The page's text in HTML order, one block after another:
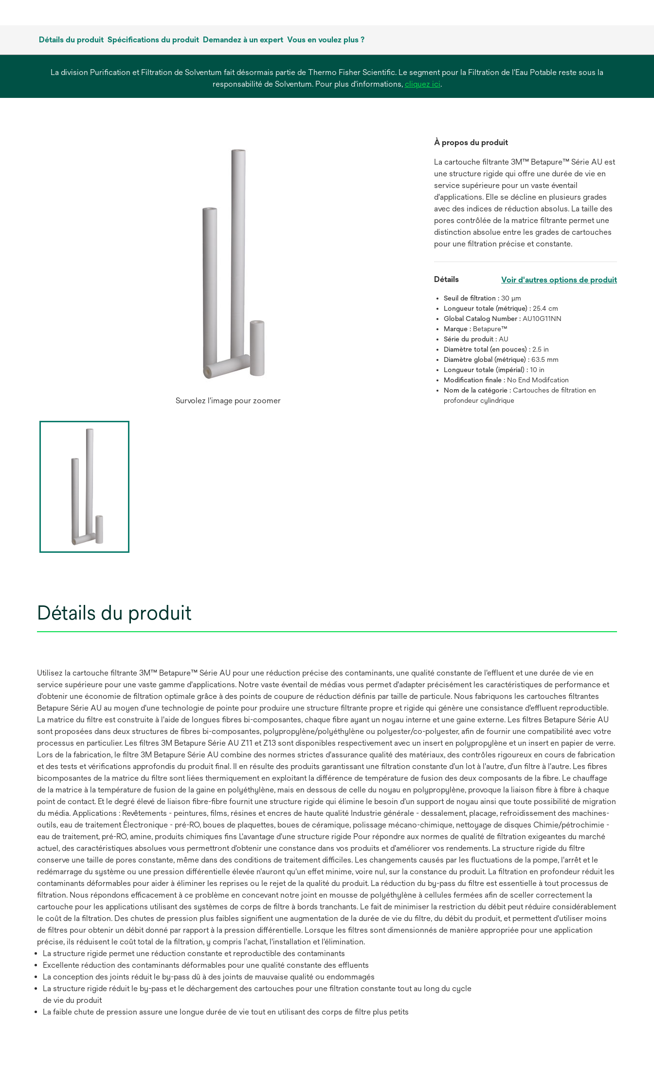
Détails du produit Spécifications du produit Demandez à un expert Vous en voulez plus ?
La division Purification et Filtration de Solventum fait désormais partie de Thermo Fisher Scientific. Le segment pour la Filtration de l'Eau Potable reste sous la
responsabilité de Solventum. Pour plus d'informations, cliquez icis’ouvre
.
Survolez l'image pour zoomer
À propos du produit
La cartouche filtrante 3M™ Betapure™ Série AU est
une structure rigide qui offre une durée de vie en
service supérieure pour un vaste éventail
d'applications. Elle se décline en plusieurs grades
avec des indices de réduction absolus. La taille des
pores contrôlée de la matrice filtrante permet une
distinction absolue entre les grades de cartouches
pour une filtration précise et constante.
Détails Voir d'autres options de produit
Seuil de filtration :30 μm
Longueur totale (métrique) :25.4 cm
Global Catalog Number : AU10G11NN
Marque : Betapure™
Série du produit : AU
Diamètre total (en pouces) :2.5 in
Diamètre global (métrique) :63.5 mm
Longueur totale (impérial) :10 in
Modification finale : No End Modifcation
Nom de la catégorie :Cartouches de filtration en
profondeur cylindrique
Détails du produit
Utilisez la cartouche filtrante 3M™ Betapure™ Série AU pour une réduction précise des contaminants, une qualité constante de l'effluent et une durée de vie en
service supérieure pour une vaste gamme d'applications. Notre vaste éventail de médias vous permet d'adapter précisément les caractéristiques de performance et
d'obtenir une économie de filtration optimale grâce à des points de coupure de réduction définis par taille de particule. Nous fabriquons les cartouches filtrantes
Betapure Série AU au moyen d'une technologie de pointe pour produire une structure filtrante propre et rigide qui génère une consistance d'effluent reproductible.
La matrice du filtre est construite à l'aide de longues fibres bi-composantes, chaque fibre ayant un noyau interne et une gaine externe. Les filtres Betapure Série AU
sont proposées dans deux structures de fibres bi-composantes, polypropylène/polyéthylène ou polyester/co-polyester, afin de fournir une compatibilité avec votre
processus en particulier. Les filtres 3M Betapure Série AU Z11 et Z13 sont disponibles respectivement avec un insert en polypropylène et un insert en papier de verre.
Lors de la fabrication, le filtre 3M Betapure Série AU combine des normes strictes d'assurance qualité des matériaux, des contrôles rigoureux en cours de fabrication
et des tests et vérifications approfondis du produit final. Il en résulte des produits garantissant une filtration constante d'un lot à l'autre, d'un filtre à l'autre. Les fibres
bicomposantes de la matrice du filtre sont liées thermiquement en exploitant la différence de température de fusion des deux composants de la fibre. Le chauffage
de la matrice à la température de fusion de la gaine en polyéthylène, mais en dessous de celle du noyau en polypropylène, provoque la liaison fibre à fibre à chaque
point de contact. Et le degré élevé de liaison fibre-fibre fournit une structure rigide qui élimine le besoin d'un support de noyau ainsi que toute possibilité de migration
du média. Applications : Revêtements - peintures, films, résines et encres de haute qualité Industrie générale - dessalement, placage, refroidissement des machines-
outils, eau de traitement Électronique - pré-RO, boues de plaquettes, boues de céramique, polissage mécano-chimique, nettoyage de disques Chimie/pétrochimie -
eau de traitement, pré-RO, amine, produits chimiques fins L'avantage d'une structure rigide Pour répondre aux normes de qualité de filtration exigeantes du marché
actuel, des caractéristiques absolues vous permettront d'obtenir une constance dans vos produits et d'améliorer vos rendements. La structure rigide du filtre
conserve une taille de pores constante, même dans des conditions de traitement difficiles. Les changements causés par les fluctuations de la pompe, l'arrêt et le
redémarrage du système ou une pression différentielle élevée n'auront qu'un effet minime, voire nul, sur la constance du produit. La filtration en profondeur réduit les
contaminants déformables pour aider à éliminer les reprises ou le rejet de la qualité du produit. La réduction du by-pass du filtre est essentielle à tout processus de
filtration. Nous répondons efficacement à ce problème en concevant notre joint en mousse de polyéthylène à cellules fermées afin de sceller correctement la
cartouche pour les applications utilisant des systèmes de corps de filtre à bords tranchants. Le fait de minimiser la restriction du débit peut réduire considérablement
le coût de la filtration. Des chutes de pression plus faibles signifient une augmentation de la durée de vie du filtre, du débit du produit, et permettent d'utiliser moins
de filtres pour obtenir un débit donné par rapport à la pression différentielle. Lorsque les filtres sont dimensionnés de manière appropriée pour une application
précise, ils réduisent le coût total de la filtration, y compris l'achat, l'installation et l'élimination.
La structure rigide permet une réduction constante et reproductible des contaminants
Excellente réduction des contaminants déformables pour une qualité constante des effluents
La conception des joints réduit le by-pass dû à des joints de mauvaise qualité ou endommagés
La structure rigide réduit le by-pass et le déchargement des cartouches pour une filtration constante tout au long du cycle
de vie du produit
La faible chute de pression assure une longue durée de vie tout en utilisant des corps de filtre plus petits